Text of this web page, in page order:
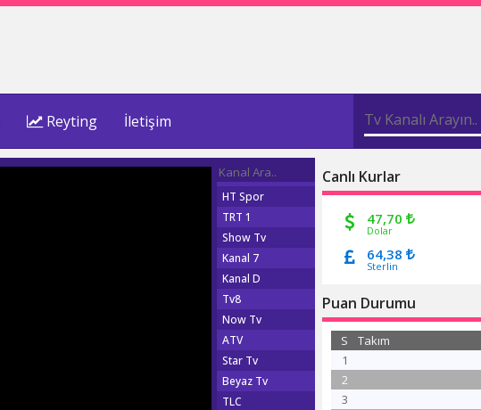
Reyting İletişim
HT Spor
TRT 1
Show Tv
Kanal 7
Kanal D
Tv8
Now Tv
ATV
Star Tv
Beyaz Tv
TLC
Canlı Kurlar
47,70
Dolar
64,38
Sterlin
Puan Durumu
S Takım
1
2
3